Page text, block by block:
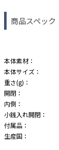
商品スペック
本体素材：
本体サイズ：
重さ(g)：
開閉：
内側：
小銭入れ開閉：
付属品：
生産国：